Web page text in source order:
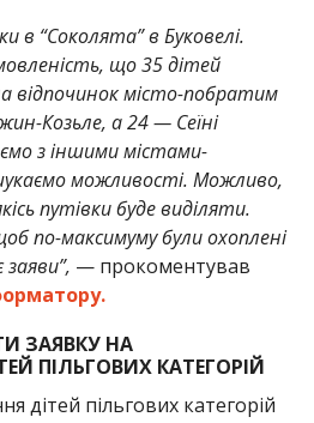
в “Соколята” в Буковелі.
що 35 дітей
відпочинок місто-побратим
Козьле, а 24 — Сеїні
з іншими містами-
можливості. Можливо,
путівки буде виділяти.
по-максимуму були охоплені
— прокоментував
ЗАЯВКУ НА
ПІЛЬГОВИХ КАТЕГОРІЙ
дітей пільгових категорій